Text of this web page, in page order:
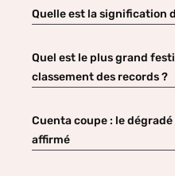
Quelle est la signification
Quel est le plus grand
classement des records ?
Cuenta coupe : le
affirmé